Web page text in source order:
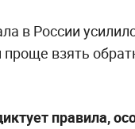
в России
взять
правила,